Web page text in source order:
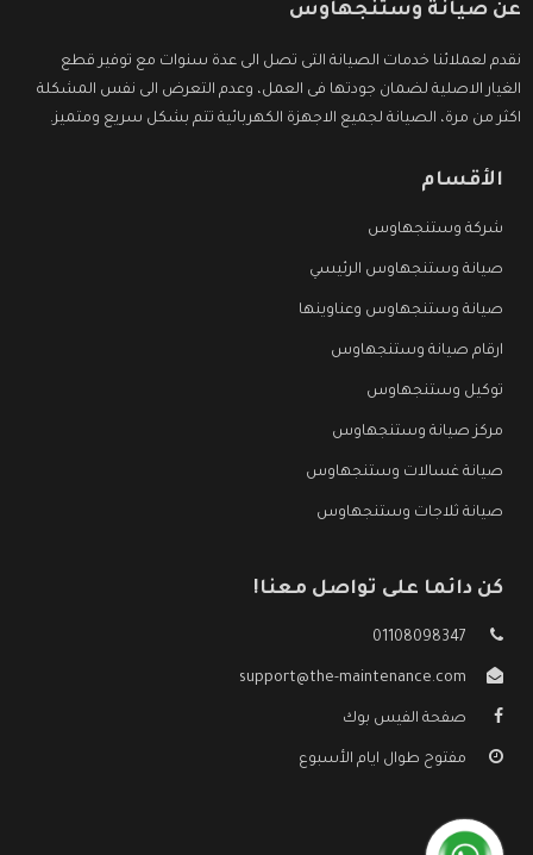
عن صيانة وستنجهاوس
نقدم لعملائنا خدمات الصيانة التى تصل الى عدة سنوات مع توفير قطع
الغيار الاصلية لضمان جودتها فى العمل، وعدم التعرض الى نفس المشكلة
اكثر من مرة، الصيانة لجميع الاجهزة الكهربائية تتم بشكل سريع ومتميز.
الأقسام
شركة وستنجهاوس
صيانة وستنجهاوس الرئيسي
صيانة وستنجهاوس وعناوينها
ارقام صيانة وستنجهاوس
توكيل وستنجهاوس
مركز صيانة وستنجهاوس
صيانة غسالات وستنجهاوس
صيانة ثلاجات وستنجهاوس
كن دائما على تواصل معنا!
01108098347
support@the-maintenance.com
صفحة الفيس بوك
مفتوح طوال ايام الأسبوع